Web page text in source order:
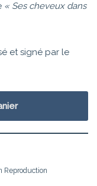
« Ses cheveux dans
et signé par le
Reproduction